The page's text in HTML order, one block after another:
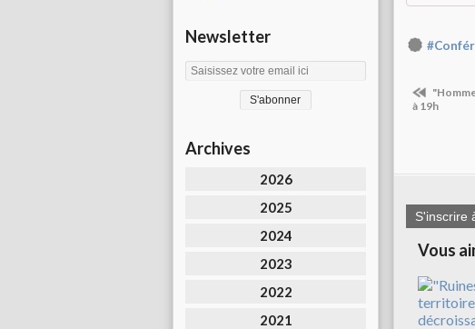
Newsletter
Archives
2026
2025
2024
2023
2022
2021
à 19h
S'inscrire
Vous